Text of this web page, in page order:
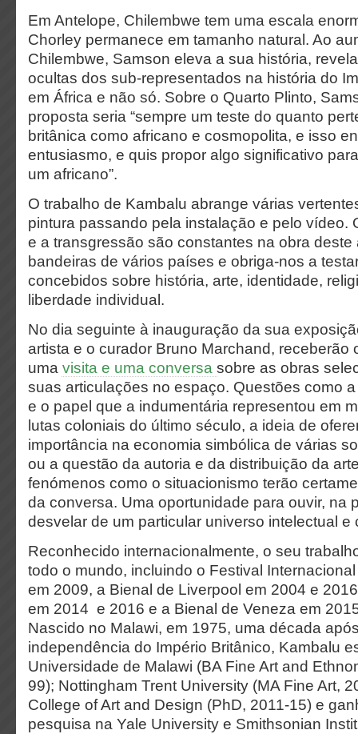
Em Antelope, Chilembwe tem uma escala
Chorley permanece em tamanho natural. Ao
Chilembwe, Samson eleva a sua história,
ocultas dos sub-representados na história do
em África e não só. Sobre o Quarto Plinto,
proposta seria “sempre um teste do quanto
britânica como africano e cosmopolita, e isso
entusiasmo, e quis propor algo significativo
um africano”.
O trabalho de Kambalu abrange várias
pintura passando pela instalação e pelo vídeo.
e a transgressão são constantes na obra deste
bandeiras de vários países e obriga-nos a
concebidos sobre história, arte, identidade,
liberdade individual.
No dia seguinte à inauguração da sua
artista e o curador Bruno Marchand, receberão
uma visita e uma conversa sobre as obras
suas articulações no espaço. Questões como
e o papel que a indumentária representou em
lutas coloniais do último século, a ideia de
importância na economia simbólica de várias
ou a questão da autoria e da distribuição da
fenómenos como o situacionismo terão
da conversa. Uma oportunidade para ouvir, na
desvelar de um particular universo intelectual e
Reconhecido internacionalmente, o seu
todo o mundo, incluindo o Festival
em 2009, a Bienal de Liverpool em 2004 e
em 2014 e 2016 e a Bienal de Veneza em
Nascido no Malawi, em 1975, uma década
independência do Império Britânico, Kambalu
Universidade de Malawi (BA Fine Art and
99); Nottingham Trent University (MA Fine Art,
College of Art and Design (PhD, 2011-15) e
pesquisa na Yale University e Smithsonian